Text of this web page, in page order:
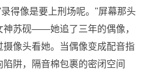
得像是要上刑场呢。"屏幕那头
神苏砚——她追了三年的偶像，
摄像头看她。当偶像变成配音指
阱，隔音棉包裹的密闭空间